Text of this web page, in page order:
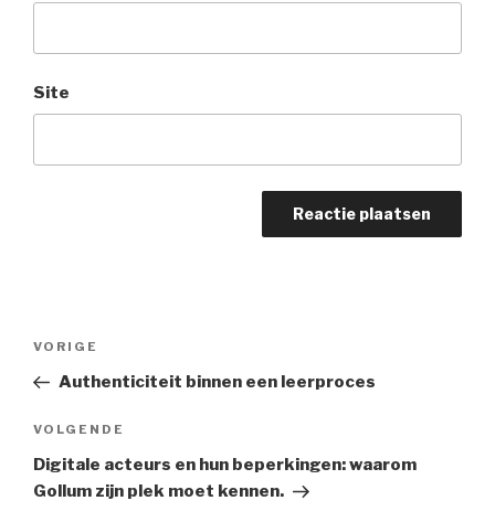
Site
Vorig
bericht
VORIGE
Authenticiteit binnen een leerproces
Volgend
Bericht
VOLGENDE
Digitale acteurs en hun beperkingen: waarom
Gollum zijn plek moet kennen.